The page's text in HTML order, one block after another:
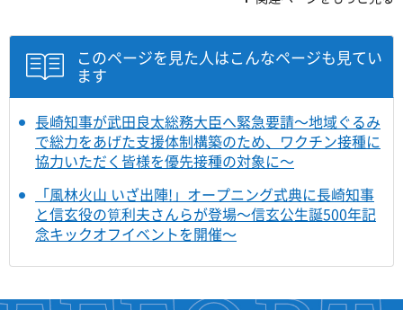
このページを見た人はこんなページも見てい
ます
長崎知事が武田良太総務大臣へ緊急要請～地域ぐるみ
で総力をあげた支援体制構築のため、ワクチン接種に
協力いただく皆様を優先接種の対象に～
「風林火山 いざ出陣!」オープニング式典に長崎知事
と信玄役の筧利夫さんらが登場～信玄公生誕500年記
念キックオフイベントを開催～